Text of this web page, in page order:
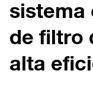
sistema
de filtro
alta